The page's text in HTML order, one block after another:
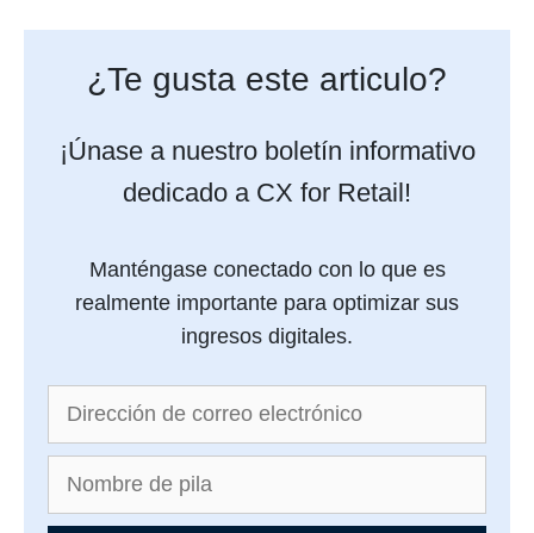
¿Te gusta este articulo?
¡Únase a nuestro boletín informativo
dedicado a CX for Retail!
Manténgase conectado con lo que es
realmente importante para optimizar sus
ingresos digitales.